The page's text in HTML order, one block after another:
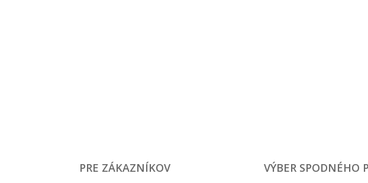
PRE ZÁKAZNÍKOV VÝBER SPODNÉHO